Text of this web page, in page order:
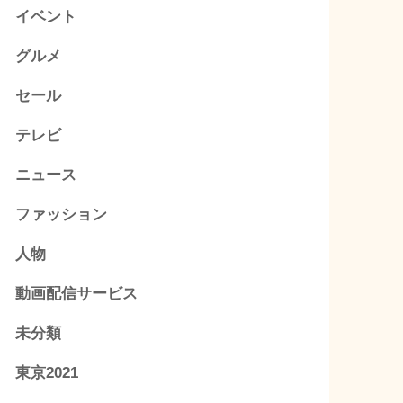
イベント
グルメ
セール
テレビ
ニュース
ファッション
人物
動画配信サービス
未分類
東京2021